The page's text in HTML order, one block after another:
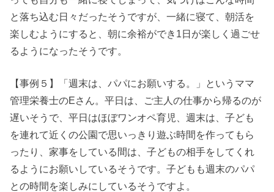
と落ち込む日々だったそうですが、一緒に寝て、朝活を
楽しむようにすると、朝に余裕ができ1日が楽しく過ごせ
るようになったそうです。
【事例５】「週末は、パパにお願いする。」というママ
管理栄養士のEさん。平日は、ご主人の仕事から帰るのが
遅いそうで、平日はほぼワンオペ育児、週末は、子ども
を連れて近くの公園で思いっきり遊ぶ時間を作ってもら
ったり、家事をしている間は、子どもの相手をしてくれ
るようにお願いしているそうです。子どもも週末のパパ
との時間を楽しみにしているそうですよ。